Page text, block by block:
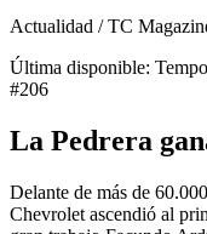
Actualidad / TC
Última disponible:
#206
La Pedrera
Delante de más de
Chevrolet ascendió al